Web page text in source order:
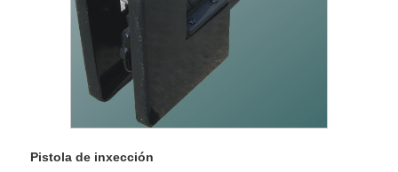
Pistola de inxección